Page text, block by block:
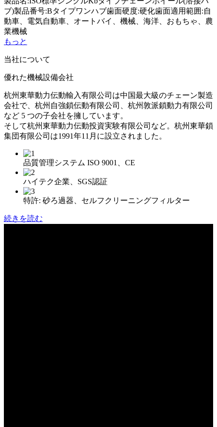
ブ)製品番号:Bタイプワンハブ歯面硬度:硬化歯面適用範囲:自
動車、電気自動車、オートバイ、機械、海洋、おもちゃ、農
業機械
もっと
当社について
優れた機械設備会社
杭州東華動力伝動輸入有限公司は中国最大級のチェーン製造
会社で、杭州自強鎖伝動有限公司、杭州敦派鎖動力有限公司
など 5 つの子会社を擁しています。
そして杭州東華動力伝動投資実験有限公司など。杭州東華鎖
集団有限公司は1991年11月に設立されました。
品質管理システム ISO 9001、CE
ハイテク企業、SGS認証
特許: 砂ろ過器、セルフクリーニングフィルター
続きを読む